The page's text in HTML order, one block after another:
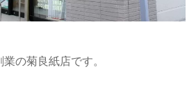
の菊良紙店です。